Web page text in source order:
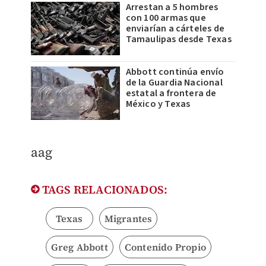
Arrestan a 5 hombres
con 100 armas que
enviarían a cárteles de
Tamaulipas desde Texas
Abbott continúa envío
de la Guardia Nacional
estatal a frontera de
México y Texas
aag
TAGS RELACIONADOS:
Texas Migrantes
Greg Abbott Contenido Propio